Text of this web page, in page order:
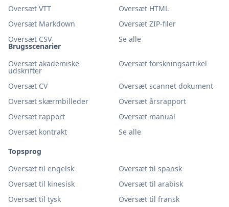
Brugsscenarier
Oversæt akademiske
udskrifter
Oversæt forskningsartikel
Oversæt CV
Oversæt scannet dokument
Oversæt skærmbilleder
Oversæt årsrapport
Oversæt rapport
Oversæt manual
Oversæt kontrakt
Se alle
Topsprog
Oversæt til engelsk
Oversæt til spansk
Oversæt til kinesisk
Oversæt til arabisk
Oversæt til tysk
Oversæt til fransk
Oversæt VTT
Oversæt HTML
Oversæt Markdown
Oversæt ZIP-filer
Oversæt CSV
Se alle